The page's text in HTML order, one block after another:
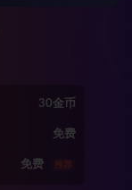
30金币
免费
免费 推荐